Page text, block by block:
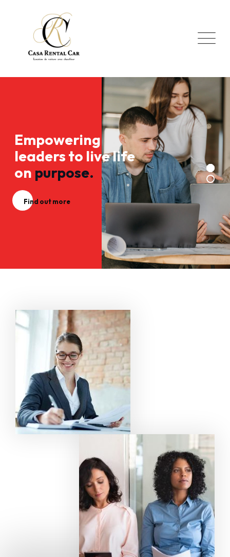
Empowering
leaders to live life
on purpose.
Find out more